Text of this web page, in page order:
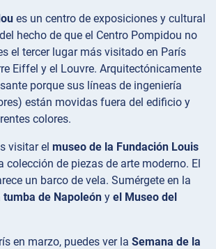
es un centro de exposiciones y cultural
hecho de que el Centro Pompidou no
el tercer lugar más visitado en París
Eiffel y el Louvre. Arquitectónicamente
porque sus líneas de ingeniería
están movidas fuera del edificio y
colores.
visitar el museo de la Fundación Louis
colección de piezas de arte moderno. El
un barco de vela. Sumérgete en la
tumba de Napoleón y el Museo del
en marzo, puedes ver la Semana de la